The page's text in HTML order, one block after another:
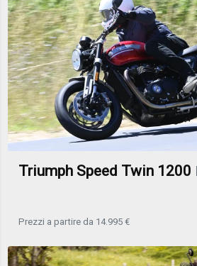
Triumph Speed Twin 1200
Prezzi a partire da 14.995 €